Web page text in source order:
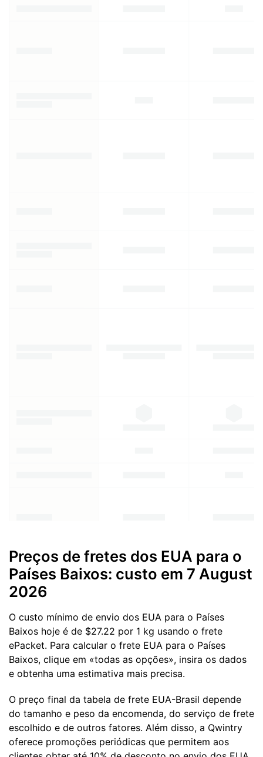
Preços de fretes dos EUA para o
Países Baixos: custo em 7 August
2026
O custo mínimo de envio dos EUA para o Países
Baixos hoje é de $27.22 por 1 kg usando o frete
ePacket. Para calcular o frete EUA para o Países
Baixos, clique em «todas as opções», insira os dados
e obtenha uma estimativa mais precisa.
O preço final da tabela de frete EUA-Brasil depende
do tamanho e peso da encomenda, do serviço de frete
escolhido e de outros fatores. Além disso, a Qwintry
oferece promoções periódicas que permitem aos